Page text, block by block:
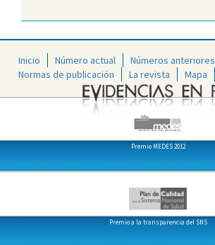
Inicio Número actual
Números anteriores
Normas de publicación
La revista Mapa
Premio MEDES 2012
Premio a la transparencia del SNS